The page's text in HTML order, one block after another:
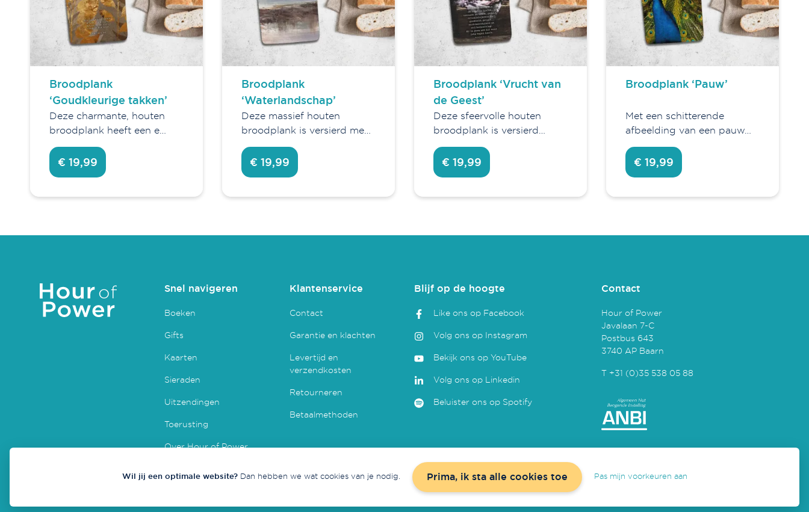
Broodplank
‘Goudkleurige takken’
Deze charmante, houten
broodplank heeft een e…
€ 19,99
Broodplank
‘Waterlandschap’
Deze massief houten
broodplank is versierd me…
€ 19,99
Broodplank ‘Vrucht van
de Geest’
Deze sfeervolle houten
broodplank is versierd…
€ 19,99
Broodplank ‘Pauw’
Met een schitterende
afbeelding van een pauw…
€ 19,99
Snel navigeren
Boeken
Gifts
Kaarten
Sieraden
Uitzendingen
Toerusting
Over Hour of Power
Klantenservice
Contact
Garantie en klachten
Levertijd en
verzendkosten
Retourneren
Betaalmethoden
Blijf op de hoogte
Like ons op Facebook
Volg ons op Instagram
Bekijk ons op YouTube
Volg ons op Linkedin
Beluister ons op Spotify
Contact
Hour of Power
Javalaan 7-C
Postbus 643
3740 AP Baarn
T +31 (0)35 538 05 88
Concept & realisatie doorRedmatters
Wil jij een optimale website?Dan hebben we wat cookies van je nodig. Prima, ik sta alle cookies toe Pas mijn voorkeuren aan